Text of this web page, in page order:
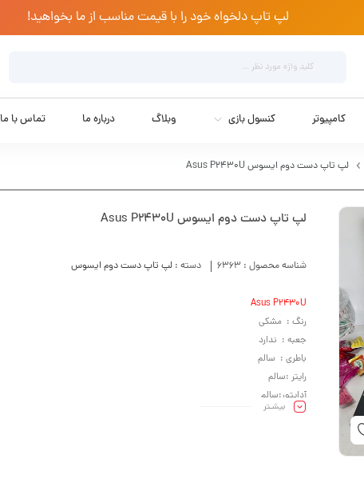
لپ تاپ دلخواه خود را با قیمت مناسب از ما بخواهید!
کامپیوتر کنسول بازی وبلاگ درباره ما تماس با ما
لپ تاپ دست دوم ایسوس Asus P2430U
لپ تاپ دست دوم ایسوس Asus P2430U
شناسه محصول : 6363 دسته : لپ تاپ دست دوم ایسوس
Asus P2430U
رنگ : مشکی
جعبه : ندارد
باطری : سالم
رایتر :سالم
آداپتور:سالم
کیبرد :سالم
بیشـتر